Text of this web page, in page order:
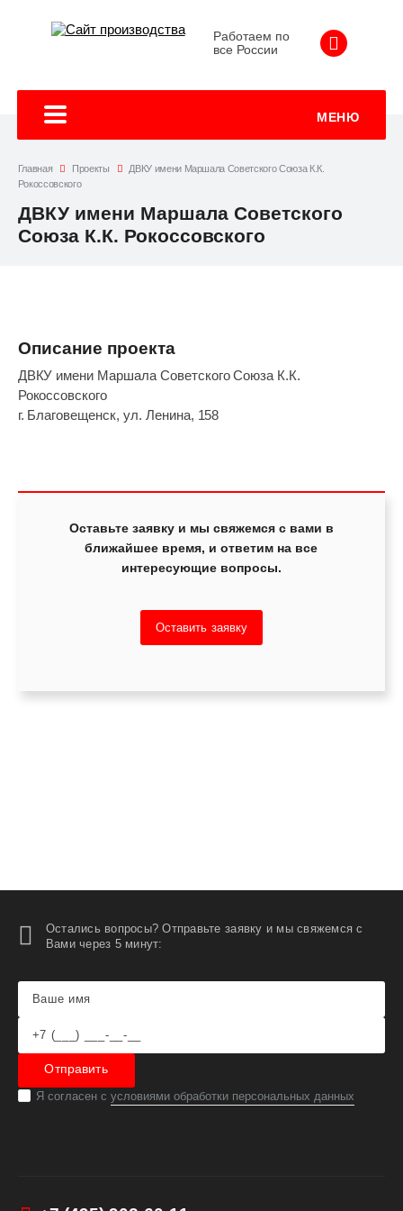
Работаем по
все России
+7 (495)
МЕНЮ
Главная Проекты
ДВКУ имени Маршала Советского Союза К.К.
Рокоссовского
ДВКУ имени Маршала Советского
Союза К.К. Рокоссовского
Описание проекта
ДВКУ имени Маршала Советского Союза К.К.
Рокоссовского
г. Благовещенск, ул. Ленина, 158
Оставьте заявку и мы свяжемся с вами в
ближайшее время, и ответим на все
интересующие вопросы.
Оставить заявку
Остались вопросы? Отправьте заявку и мы свяжемся с
Вами через 5 минут:
Отправить
Я согласен с условиями обработки персональных данных